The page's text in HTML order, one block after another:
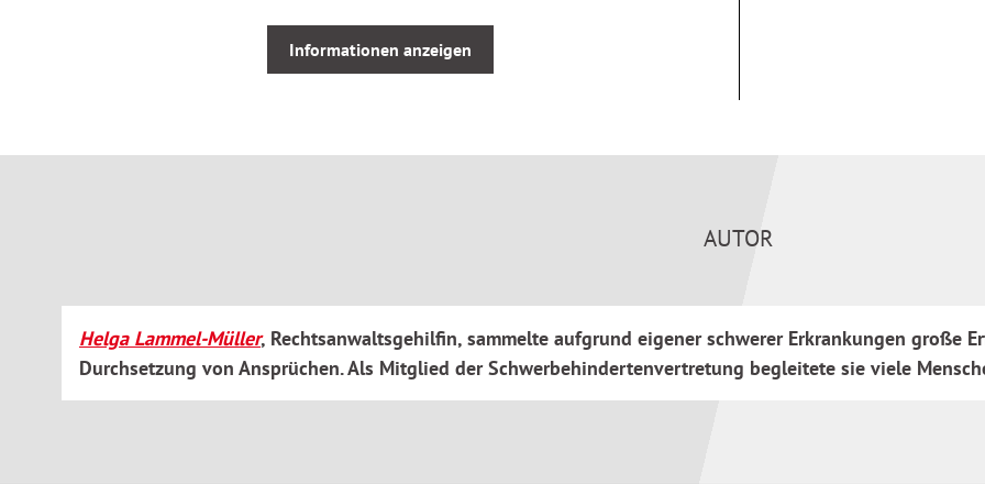
Zuzahlungsbefreiung und Krankentransport
Anschlussheilbehandlung und Rehabilitation
Erwerbsminderungsrente
Informationen anzeigen
AUTOR
Helga Lammel-Müller, Rechtsanwaltsgehilfin, sammelte aufgrund eigener schwerer Erkrankungen große
Durchsetzung von Ansprüchen. Als Mitglied der Schwerbehindertenvertretung begleitete sie viele